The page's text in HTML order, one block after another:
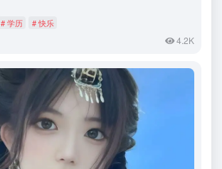
# 学历 # 快乐
4.2K